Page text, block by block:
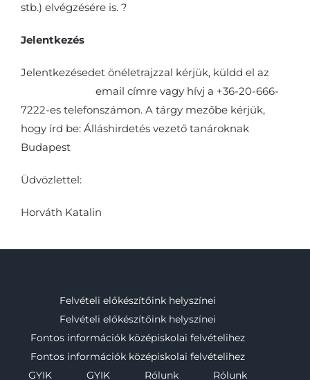
stb.) elvégzésére is. ?
Jelentkezés
Jelentkezésedet önéletrajzzal kérjük, küldd el az
email címre vagy hívj a +36-20-666-
7222-es telefonszámon. A tárgy mezőbe kérjük,
hogy írd be: Álláshirdetés vezető tanároknak
Budapest
Üdvözlettel:
Horváth Katalin
Felvételi előkészítőink helyszínei
Felvételi előkészítőink helyszínei
Fontos információk középiskolai felvételihez
Fontos információk középiskolai felvételihez
GYIK
GYIK Rólunk Rólunk